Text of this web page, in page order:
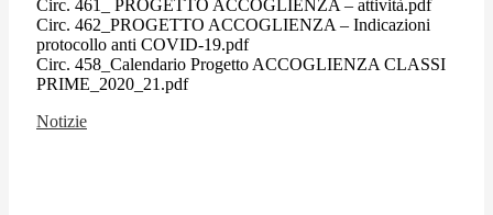
Circ. 461_ PROGETTO ACCOGLIENZA – attività.pdf
Circ. 462_PROGETTO ACCOGLIENZA – Indicazioni
protocollo anti COVID-19.pdf
Circ. 458_Calendario Progetto ACCOGLIENZA CLASSI
PRIME_2020_21.pdf
Notizie